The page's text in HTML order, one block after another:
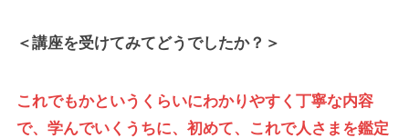
＜講座を受けてみてどうでしたか？＞
これでもかというくらいにわかりやすく丁寧な内容
で、学んでいくうちに、初めて、これで人さまを鑑定